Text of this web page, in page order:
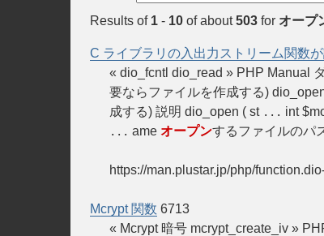
Results of 1 - 10 of about503 for オープ
C ライブラリの入出力ストリーム関数
« dio_fcntl dio_read » PHP Manual
要ならファイルを作成する)
成する) 説明 dio_open ( st ... int
... ame オープンするファイルのパ
https://man.plustar.jp/php/
Mcrypt 関数 6713
« Mcrypt 暗号 mcrypt_create_iv »